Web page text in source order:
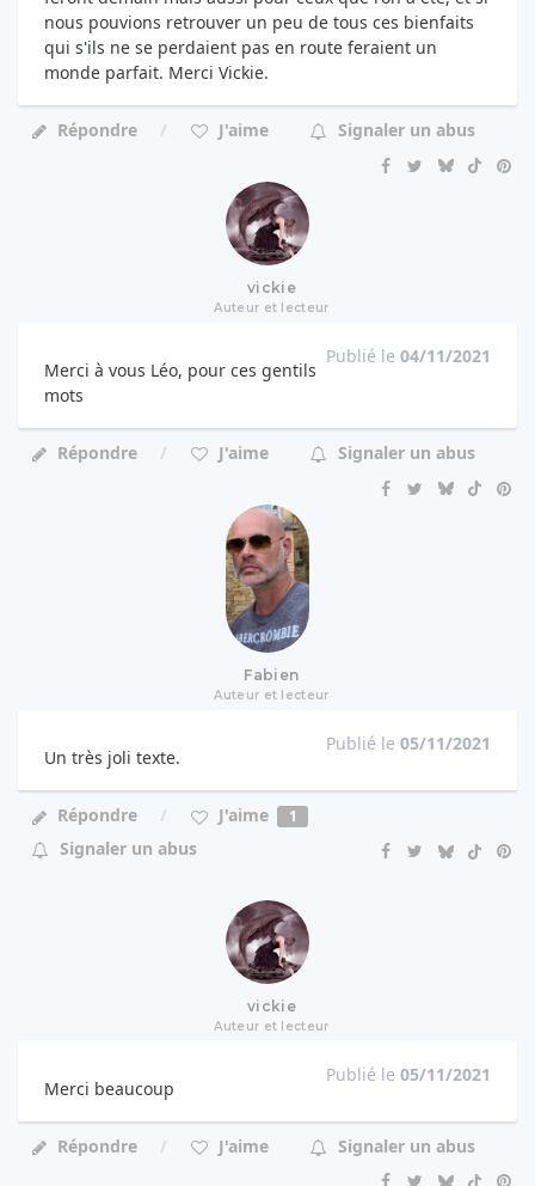
nous pouvions retrouver un peu de tous ces bienfaits
qui s'ils ne se perdaient pas en route feraient un
monde parfait. Merci Vickie.
Répondre J'aime Signaler un abus
vickie
Auteur et lecteur
Publié le 04/11/2021
Merci à vous Léo, pour ces gentils
mots
Répondre J'aime Signaler un abus
Fabien
Auteur et lecteur
Publié le 05/11/2021
Un très joli texte.
Répondre J'aime 1
Signaler un abus
vickie
Auteur et lecteur
Publié le 05/11/2021
Merci beaucoup
Répondre J'aime Signaler un abus